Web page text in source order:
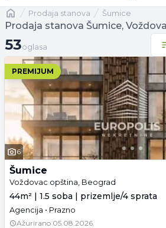
Naslovnaprodaja stanova Šumice
Prodaja stanova Šumice,
53 oglasa
53oglasa
PREMIJUM
6
Šumice
Voždovac opština, Beograd
44m² | 1.5 soba | prizemlje/4 sprata
Agencija • Prazno
Ažurirano 05.08.2026.